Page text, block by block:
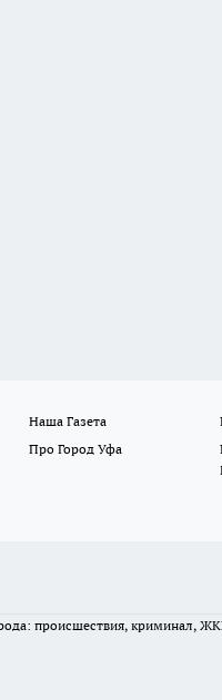
Наша Газета
Про Город Уфа
происшествия, криминал,